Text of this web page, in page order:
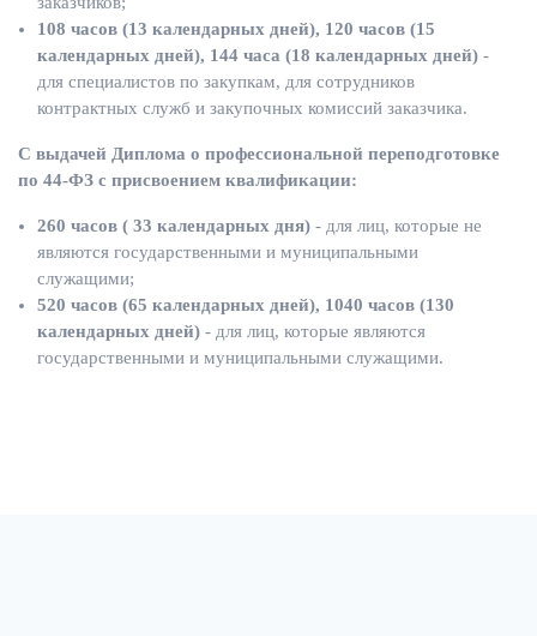
108 часов (13 календарных дней), 120 часов (15
календарных дней), 144 часа (18 календарных дней) -
для специалистов по закупкам, для сотрудников
контрактных служб и закупочных комиссий заказчика.
С выдачей Диплома о профессиональной переподготовке
по 44-ФЗ с присвоением квалификации:
260 часов ( 33 календарных дня) - для лиц, которые не
являются государственными и муниципальными
служащими;
520 часов (65 календарных дней), 1040 часов (130
календарных дней) - для лиц, которые являются
государственными и муниципальными служащими.